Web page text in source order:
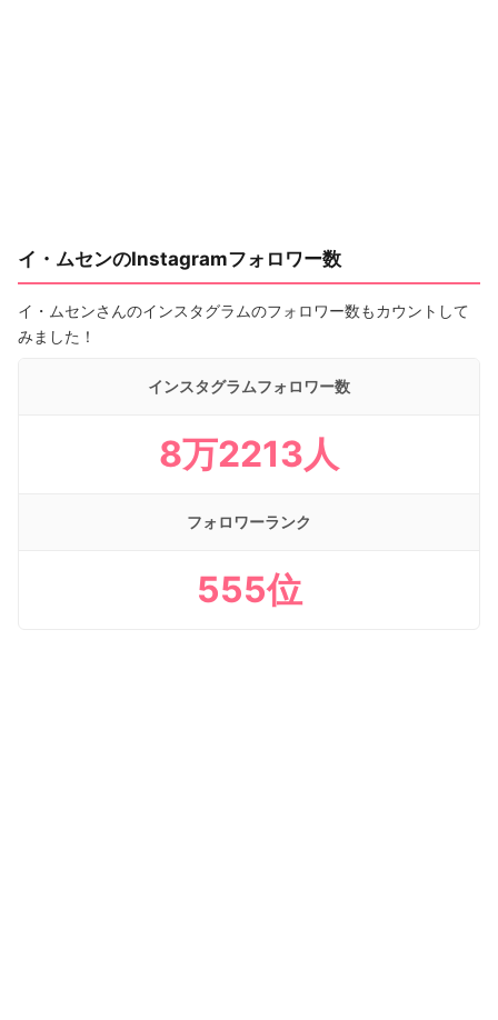
イ・ムセンのInstagramフォロワー数
イ・ムセンさんのインスタグラムのフォロワー数もカウントして
みました！
インスタグラムフォロワー数
8万2213人
フォロワーランク
555位